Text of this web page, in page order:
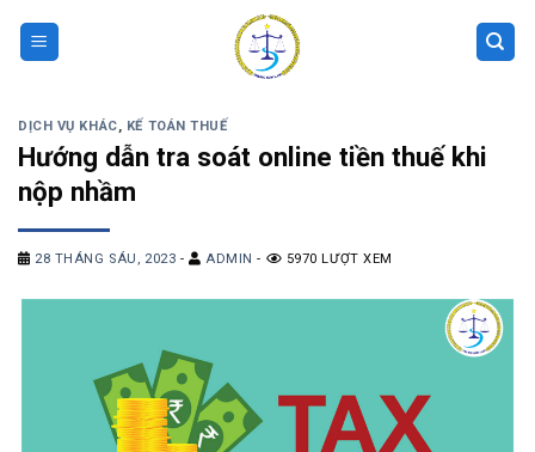
DỊCH VỤ KHÁC, KẾ TOÁN THUẾ
Hướng dẫn tra soát online tiền thuế khi
nộp nhầm
28 THÁNG SÁU, 2023 - ADMIN - 5970 LƯỢT XEM